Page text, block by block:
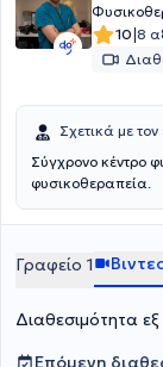
10|8
Σχετικά με τον
Σύγχρονο κέντρο
φυσικοθεραπεία.
Γραφείο 1
Διαθεσιμότητα
Επόμενη